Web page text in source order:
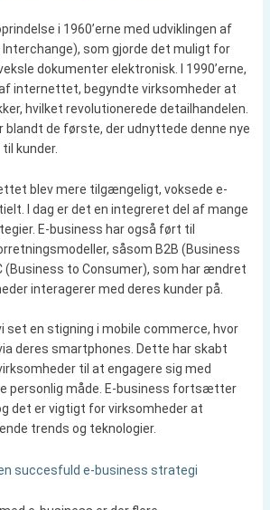
i 1960’erne med udviklingen af
Interchange), som gjorde det muligt for
dokumenter elektronisk. I 1990’erne,
internettet, begyndte virksomheder at
hvilket revolutionerede detailhandelen.
blandt de første, der udnyttede denne nye
kunder.
blev mere tilgængeligt, voksede e-
I dag er det en integreret del af mange
E-business har også ført til
såsom B2B (Business
(Business to Consumer), som har ændret
interagerer med deres kunder på.
set en stigning i mobile commerce, hvor
deres smartphones. Dette har skabt
til at engagere sig med
personlig måde. E-business fortsætter
det er vigtigt for virksomheder at
trends og teknologier.
succesfuld e-business strategi